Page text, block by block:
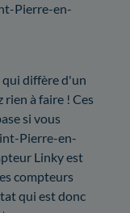
Pierre-en-
diffère d'un
rien à faire ! Ces
si vous
Pierre-en-
Linky est
compteurs
qui est donc